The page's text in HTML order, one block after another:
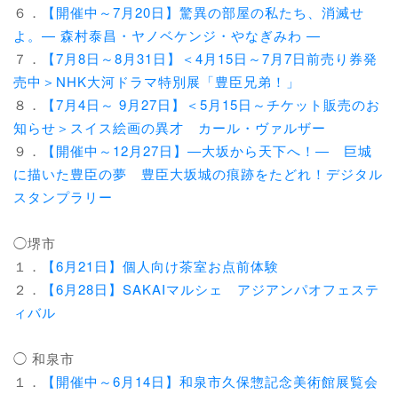
６．
【開催中～7月20日】驚異の部屋の私たち、消滅せ
よ。— 森村泰昌・ヤノベケンジ・やなぎみわ —
７．
【7月8日～8月31日】＜4月15日～7月7日前売り券発
売中＞NHK大河ドラマ特別展「豊臣兄弟！」
８．
【7月4日～ 9月27日】＜5月15日～チケット販売のお
知らせ＞スイス絵画の異才 カール・ヴァルザー
９．
【開催中～12月27日】―大坂から天下へ！― 巨城
に描いた豊臣の夢 豊臣大坂城の痕跡をたどれ！デジタル
スタンプラリー
◯堺市
１．
【6月21日】個人向け茶室お点前体験
２．
【6月28日】SAKAIマルシェ アジアンパオフェステ
ィバル
◯ 和泉市
１．
【開催中～6月14日】和泉市久保惣記念美術館展覧会